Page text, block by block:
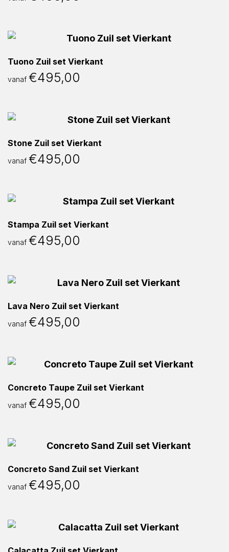
Tuono Zuil set Vierkant
vanaf €495,00
Stone Zuil set Vierkant
vanaf €495,00
Stampa Zuil set Vierkant
vanaf €495,00
Lava Nero Zuil set Vierkant
vanaf €495,00
Concreto Taupe Zuil set Vierkant
vanaf €495,00
Concreto Sand Zuil set Vierkant
vanaf €495,00